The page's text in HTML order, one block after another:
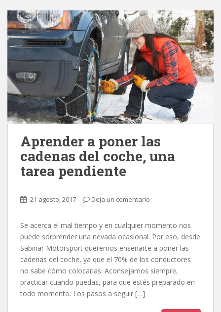
Aprender a poner las
cadenas del coche, una
tarea pendiente
21 agosto, 2017 Deja un comentario
Se acerca el mal tiempo y en cualquier momento nos
puede sorprender una nevada ocasional. Por eso, desde
Sabinar Motorsport queremos enseñarte a poner las
cadenas del coche, ya que el 70% de los conductores
no sabe cómo colocarlas. Aconsejamos siempre,
practicar cuando puedas, para que estés preparado en
todo momento. Los pasos a seguir […]